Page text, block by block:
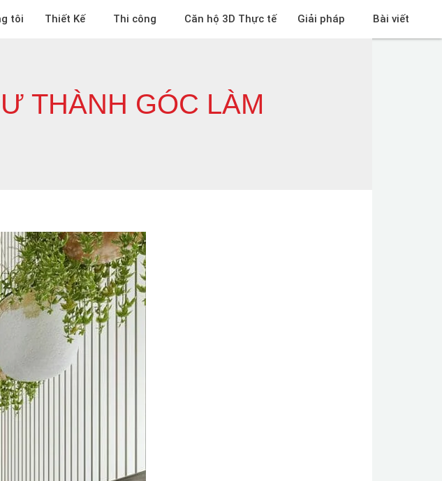
tôi Thiết Kế Thi công Căn hộ 3D Thực tế Giải pháp Bài viết
THÀNH GÓC LÀM